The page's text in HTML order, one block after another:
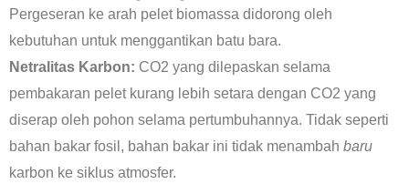
Pergeseran ke arah pelet biomassa didorong oleh
kebutuhan untuk menggantikan batu bara.
Netralitas Karbon: CO2 yang dilepaskan selama
pembakaran pelet kurang lebih setara dengan CO2 yang
diserap oleh pohon selama pertumbuhannya. Tidak seperti
bahan bakar fosil, bahan bakar ini tidak menambah baru
karbon ke siklus atmosfer.